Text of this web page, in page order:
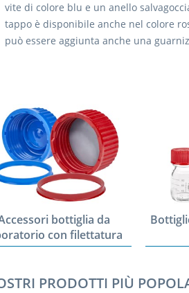
vite di colore blu e un anello
tappo è disponibile anche nel colore
può essere aggiunta anche una
bottiglia da
con filettatura
PRODOTTI PIÙ